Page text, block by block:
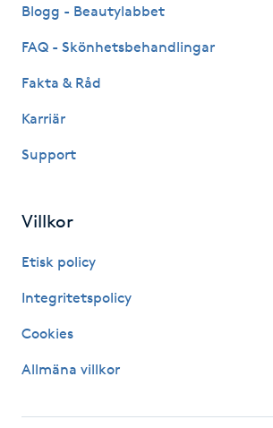
Kosmetisk tatuering
Kroppsinpackning
Kärlbehandling
Laserbehandling
Blogg - Beautylabbet
FAQ - Skönhetsbehandlingar
Fakta & Råd
Karriär
Support
Villkor
Etisk policy
Integritetspolicy
Cookies
Allmäna villkor